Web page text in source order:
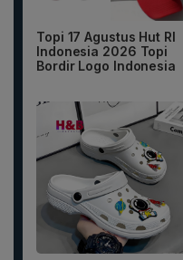
Topi 17 Agustus Hut RI
Indonesia 2026 Topi
Bordir Logo Indonesia